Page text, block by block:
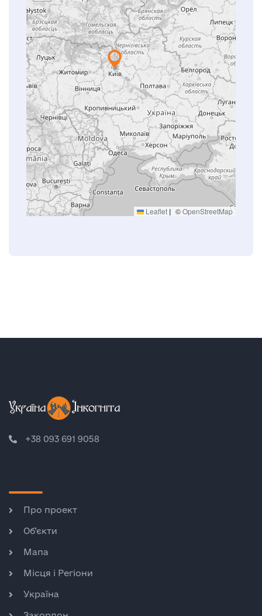
Leaflet | ©OpenStreetMap
+38 093 691 9058
Про проект
Об’єкти
Мапа
Місця і Регіони
Україна